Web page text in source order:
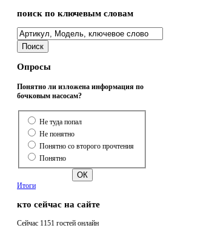
поиск по ключевым словам
Опросы
Понятно ли изложена информация по
бочковым насосам?
Не туда попал
Не понятно
Понятно со второго прочтения
Понятно
Итоги
кто сейчас на сайте
Сейчас 1151 гостей онлайн